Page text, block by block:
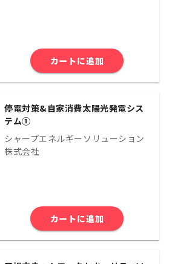
カートに追加
停電対策&自家消費太陽光発電シス
テム①
シャープエネルギーソリューション
株式会社
カートに追加